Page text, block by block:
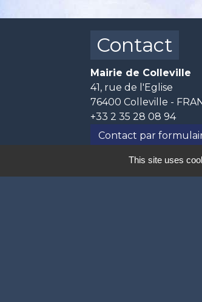
Contact
Mairie de Colleville
41, rue de l'Eglise
76400 Colleville -
+33 2 35 28 08 94
Contact par
This site uses